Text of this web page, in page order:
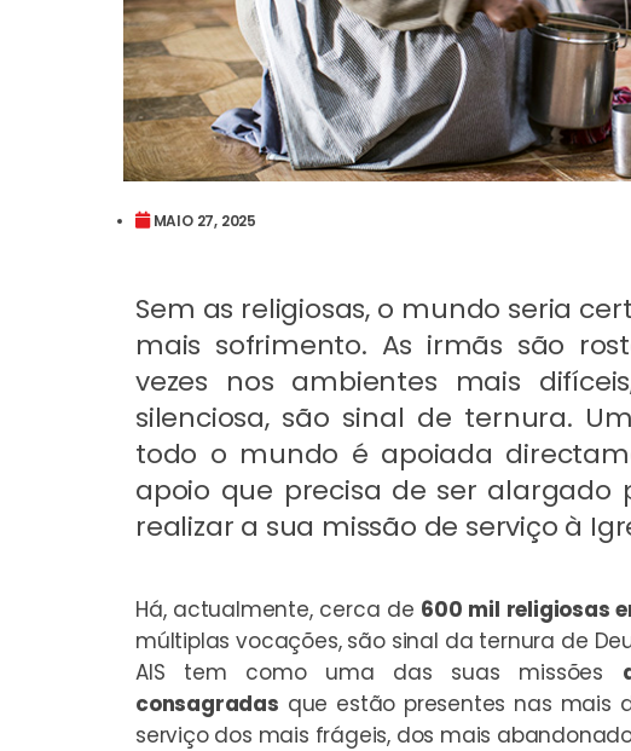
MAIO 27, 2025
Sem as religiosas, o mundo seria
mais sofrimento. As irmãs são
vezes nos ambientes mais
silenciosa, são sinal de ternura.
todo o mundo é apoiada
apoio que precisa de ser alargado
realizar a sua missão de serviço à
Há, actualmente, cerca de 600 mil religiosas
múltiplas vocações, são sinal da ternura de
AIS tem como uma das suas missões
consagradas que estão presentes nas mais
serviço dos mais frágeis, dos mais